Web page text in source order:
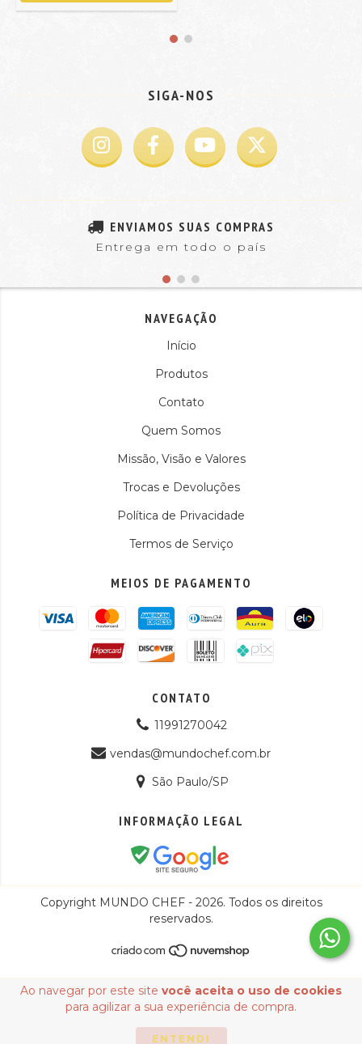
Ao navegar por este site você aceita o uso de cookies
para agilizar a sua experiência de compra.
ENTENDI
SIGA-NOS
ENVIAMOS SUAS COMPRAS
Entrega em todo o país
NAVEGAÇÃO
Início
Produtos
Contato
Quem Somos
Missão, Visão e Valores
Trocas e Devoluções
Política de Privacidade
Termos de Serviço
MEIOS DE PAGAMENTO
CONTATO
11991270042
vendas@mundochef.com.br
São Paulo/SP
INFORMAÇÃO LEGAL
Copyright MUNDO CHEF - 2026. Todos os direitos
reservados.